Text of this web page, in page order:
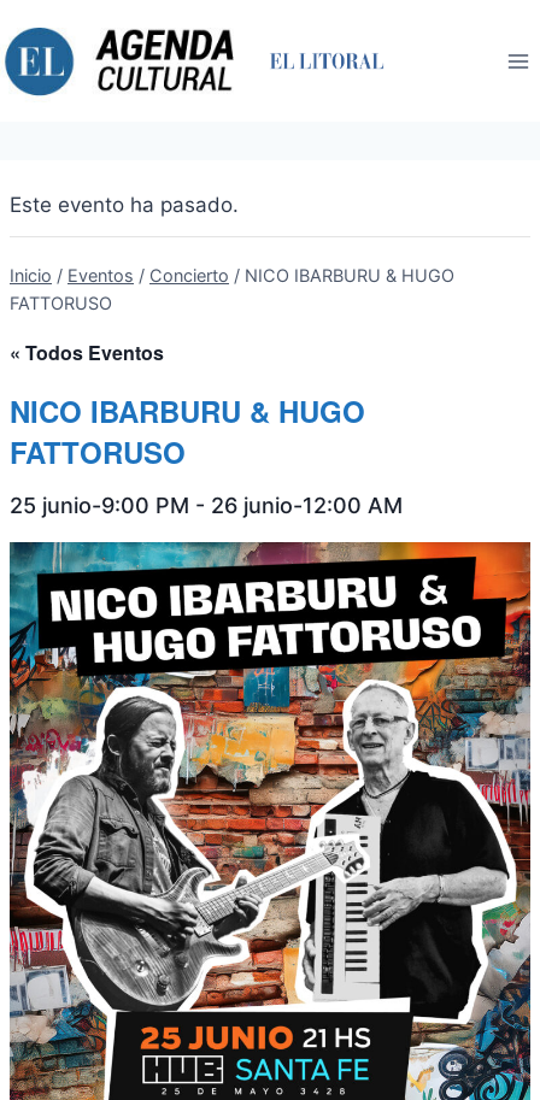
al
contenido
Este evento ha pasado.
Inicio / Eventos / Concierto / NICO IBARBURU & HUGO
FATTORUSO
« Todos Eventos
NICO IBARBURU & HUGO
FATTORUSO
25 junio-9:00 PM - 26 junio-12:00 AM